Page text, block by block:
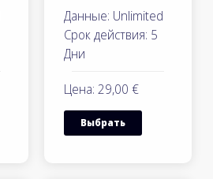
Данные: Unlimited
Срок действия: 5
Дни
Цена: 29,00 €
Выбрать